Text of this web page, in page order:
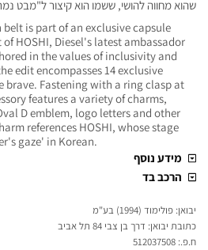
שהוא מחווה להושי, ששמו הוא קיצור ל"מבט
is part of an exclusive capsule
HOSHI, Diesel's latest ambassador
in the values of inclusivity and
edit encompasses 14 exclusive
brave. Fastening with a ring clasp at
features a variety of charms,
D emblem, logo letters and other
references HOSHI, whose stage
gaze' in Korean.
מידע נוסף
הרכב בד
יבואן: פולימוד (1994) בע"מ
כתובת יבואן: דרך בן צבי 84 תל אביב
ח.פ.: 512037508